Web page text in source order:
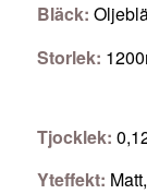
Bläck:
Storlek:
Tjocklek:
Yteffekt: